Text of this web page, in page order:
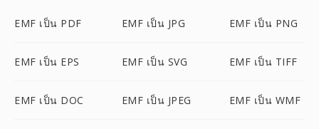
EMF เป็น PDF EMF เป็น JPG EMF เป็น PNG
EMF เป็น EPS EMF เป็น SVG EMF เป็น TIFF
EMF เป็น DOC EMF เป็น JPEG EMF เป็น WMF